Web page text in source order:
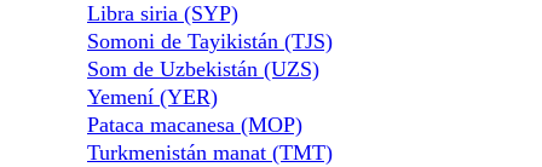
Libra siria (SYP)
Somoni de Tayikistán (TJS)
Som de Uzbekistán (UZS)
Yemení (YER)
Pataca macanesa (MOP)
Turkmenistán manat (TMT)